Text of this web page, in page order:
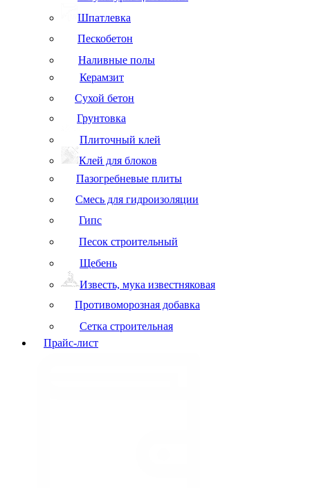
Шпатлевка
Пескобетон
Наливные полы
Керамзит
Сухой бетон
Грунтовка
Плиточный клей
Клей для блоков
Пазогребневые плиты
Смесь для гидроизоляции
Гипс
Песок строительный
Щебень
Известь, мука известняковая
Противоморозная добавка
Сетка строительная
Прайс-лист